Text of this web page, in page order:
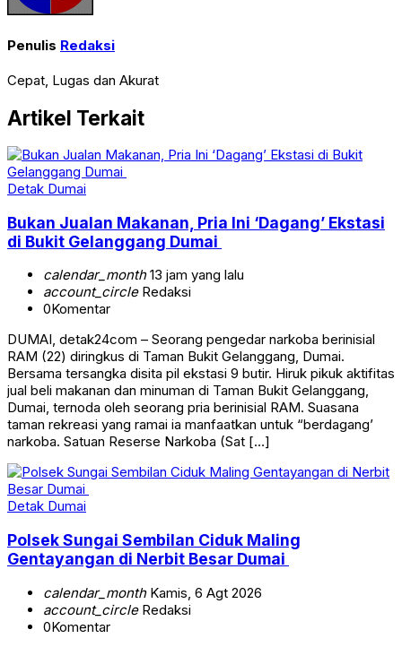
Penulis Redaksi
Cepat, Lugas dan Akurat
Artikel Terkait
Detak Dumai
Bukan Jualan Makanan, Pria Ini ‘Dagang’ Ekstasi
di Bukit Gelanggang Dumai
calendar_month13 jam yang lalu
account_circleRedaksi
0Komentar
DUMAI, detak24com – Seorang pengedar narkoba berinisial
RAM (22) diringkus di Taman Bukit Gelanggang, Dumai.
Bersama tersangka disita pil ekstasi 9 butir. Hiruk pikuk aktifitas
jual beli makanan dan minuman di Taman Bukit Gelanggang,
Dumai, ternoda oleh seorang pria berinisial RAM. Suasana
taman rekreasi yang ramai ia manfaatkan untuk “berdagang’
narkoba. Satuan Reserse Narkoba (Sat […]
Detak Dumai
Polsek Sungai Sembilan Ciduk Maling
Gentayangan di Nerbit Besar Dumai
calendar_monthKamis, 6 Agt 2026
account_circleRedaksi
0Komentar